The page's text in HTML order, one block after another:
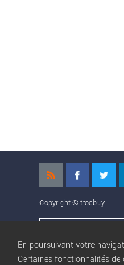
Copyright ©trocbuy
En poursuivant votre
Certaines fonctionnalités